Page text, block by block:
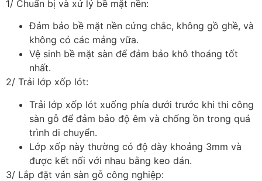
1/ Chuẩn bị và xử lý bề mặt nền:
Đảm bảo bề mặt nền cứng chắc, không gồ ghề, và
không có các mảng vữa.
Vệ sinh bề mặt sàn để đảm bảo khô thoáng tốt
nhất.
2/ Trải lớp xốp lót:
Trải lớp xốp lót xuống phía dưới trước khi thi công
sàn gỗ để đảm bảo độ êm và chống ồn trong quá
trình di chuyển.
Lớp xốp này thường có độ dày khoảng 3mm và
được kết nối với nhau bằng keo dán.
3/ Lắp đặt ván sàn gỗ công nghiệp: